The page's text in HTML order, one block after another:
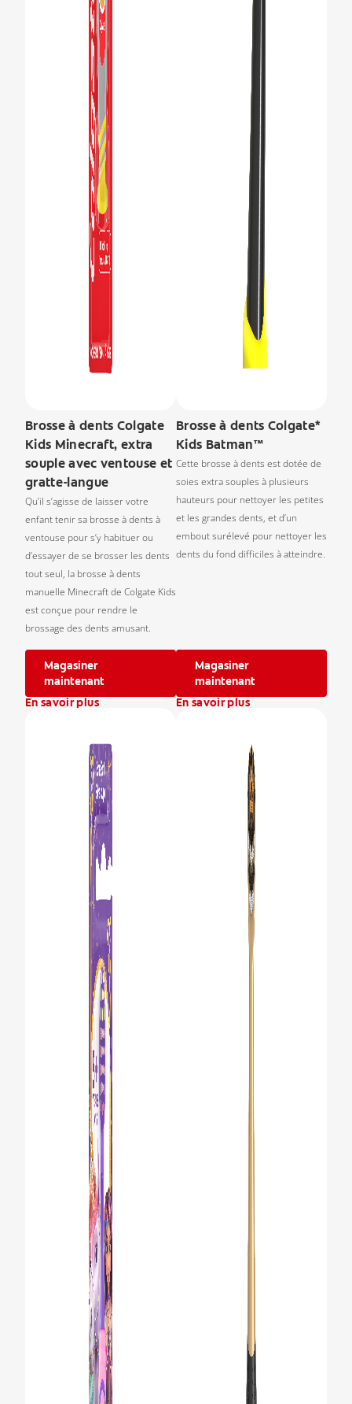
Brosse à dents Colgate
Kids Minecraft, extra
souple avec ventouse et
gratte-langue
Qu’il s’agisse de laisser votre
enfant tenir sa brosse à dents à
ventouse pour s’y habituer ou
d’essayer de se brosser les dents
tout seul, la brosse à dents
manuelle Minecraft de Colgate Kids
est conçue pour rendre le
brossage des dents amusant.
Magasiner
maintenant
En savoir plus
Brosse à dents Colgate*
Kids Batman™
Cette brosse à dents est dotée de
soies extra souples à plusieurs
hauteurs pour nettoyer les petites
et les grandes dents, et d’un
embout surélevé pour nettoyer les
dents du fond difficiles à atteindre.
Magasiner
maintenant
En savoir plus